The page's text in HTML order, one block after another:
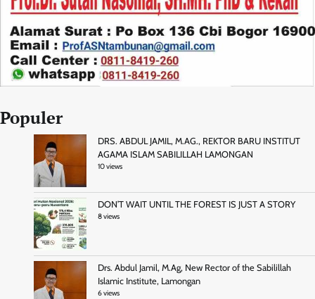
Populer
DRS. ABDUL JAMIL, M.AG., REKTOR BARU INSTITUT
AGAMA ISLAM SABILILLAH LAMONGAN
10 views
DON’T WAIT UNTIL THE FOREST IS JUST A STORY
8 views
Drs. Abdul Jamil, M.Ag, New Rector of the Sabilillah
Islamic Institute, Lamongan
6 views